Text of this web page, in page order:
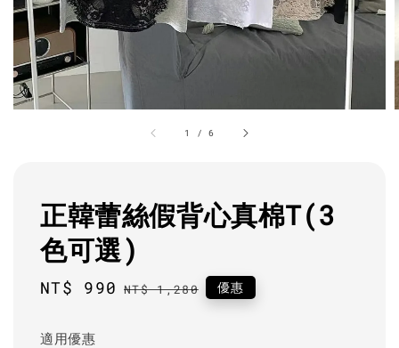
1 /6
正韓蕾絲假背心真棉T(3
色可選)
Sale
NT$ 990 Regular
NT$ 1,280 優惠
適用優惠